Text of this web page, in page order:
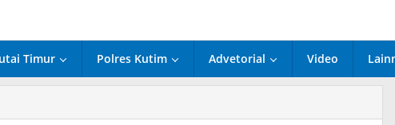
Timur Polres Kutim Advetorial Video